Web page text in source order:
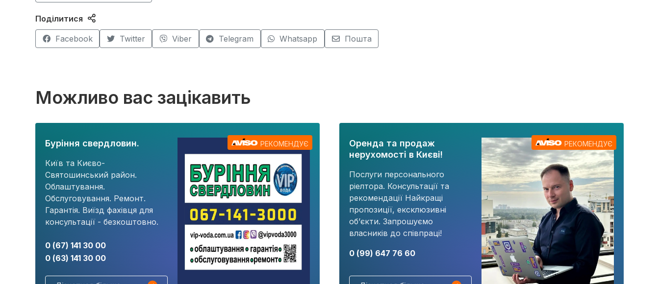
Поділитися
Facebook Twitter Viber Telegram Whatsapp Пошта
Можливо вас зацікавить
Буріння свердловин.
Київ та Києво-
Святошинський район.
Облаштування.
Обслуговування. Ремонт.
Гарантія. Виїзд фахівця для
консультації - безкоштовно.
0 (67) 141 30 00
0 (63) 141 30 00
РЕКОМЕНДУЄ
Оренда та продаж
нерухомості в Києві!
Послуги персонального
ріелтора. Консультації та
рекомендації Найкращі
пропозиції, ексклюзивні
об’єкти. Запрошуємо
власників до співпраці!
0 (99) 647 76 60
РЕКОМЕНДУЄ